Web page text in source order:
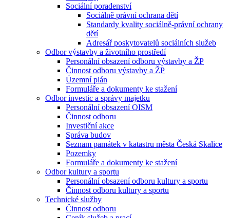
Sociální poradenství
Sociálně právní ochrana dětí
Standardy kvality sociálně-právní ochrany
dětí
Adresář poskytovatelů sociálních služeb
Odbor výstavby a životního prostředí
Personální obsazení odboru výstavby a ŽP
Činnost odboru výstavby a ŽP
Územní plán
Formuláře a dokumenty ke stažení
Odbor investic a správy majetku
Personální obsazení OISM
Činnost odboru
Investiční akce
Správa budov
Seznam památek v katastru města Česká Skalice
Pozemky
Formuláře a dokumenty ke stažení
Odbor kultury a sportu
Personální obsazení odboru kultury a sportu
Činnost odboru kultury a sportu
Technické služby
Činnost odboru